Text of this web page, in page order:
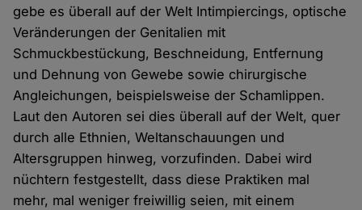
gebe es überall auf der Welt Intimpiercings, optische
Veränderungen der Genitalien mit
Schmuckbestückung, Beschneidung, Entfernung
und Dehnung von Gewebe sowie chirurgische
Angleichungen, beispielsweise der Schamlippen.
Laut den Autoren sei dies überall auf der Welt, quer
durch alle Ethnien, Weltanschauungen und
Altersgruppen hinweg, vorzufinden. Dabei wird
nüchtern festgestellt, dass diese Praktiken mal
mehr, mal weniger freiwillig seien, mit einem